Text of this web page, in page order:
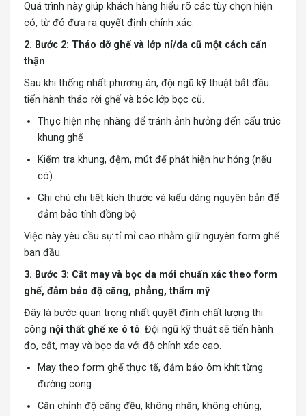
Quá trình này giúp khách hàng hiểu rõ các tùy chọn hiện
có, từ đó đưa ra quyết định chính xác.
2. Bước 2: Tháo dỡ ghế và lớp nỉ/da cũ một cách cẩn
thận
Sau khi thống nhất phương án, đội ngũ kỹ thuật bắt đầu
tiến hành tháo rời ghế và bóc lớp bọc cũ.
Thực hiện nhẹ nhàng để tránh ảnh hưởng đến cấu trúc
khung ghế
Kiểm tra khung, đệm, mút để phát hiện hư hỏng (nếu
có)
Ghi chú chi tiết kích thước và kiểu dáng nguyên bản để
đảm bảo tính đồng bộ
Việc này yêu cầu sự tỉ mỉ cao nhằm giữ nguyên form ghế
ban đầu.
3. Bước 3: Cắt may và bọc da mới chuẩn xác theo form
ghế, đảm bảo độ căng, phẳng, thẩm mỹ
Đây là bước quan trọng nhất quyết định chất lượng thi
công nội thất ghế xe ô tô. Đội ngũ kỹ thuật sẽ tiến hành
đo, cắt, may và bọc da với độ chính xác cao.
May theo form ghế thực tế, đảm bảo ôm khít từng
đường cong
Căn chỉnh độ căng đều, không nhăn, không chùng,